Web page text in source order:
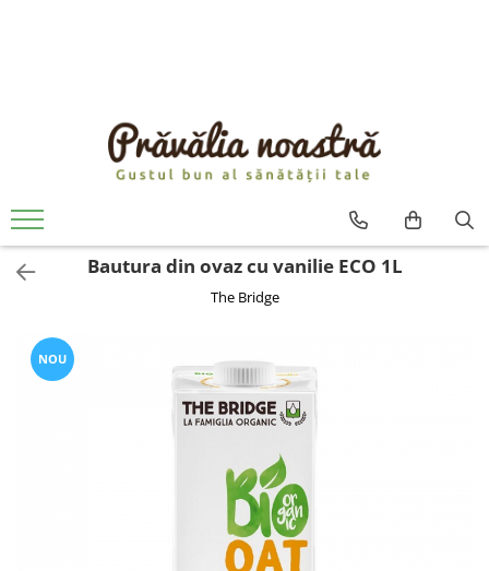
ULEIURI ȘI UNTURI
MĂSLINE
NUCI ȘI SEMINȚE
FRUCTE DESHIDRATATE
ÎNDULCITORI NATURALI / MIERE
OȚETURI ȘI SOSURI
SOSURI
CREME ȘI PASTE TARTINABILE
Bautura din ovaz cu vanilie ECO 1L
The Bridge
NOU